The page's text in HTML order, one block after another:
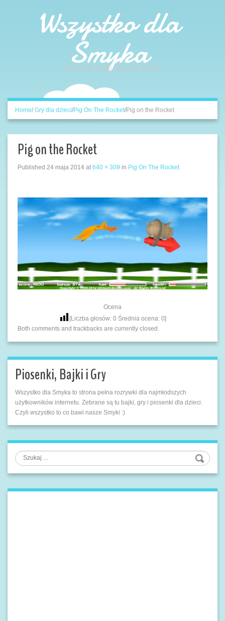
Wszystko dla
Smyka
piosenki, bajki i gry dla dzieci
Home/ Gry dla dzieci/Pig On The Rocket/Pig on the Rocket
Pig on the Rocket
Published 24 maja 2014 at640 × 309 in Pig On The Rocket
Ocena
[Liczba głosów: 0 Średnia ocena: 0]
Both comments and trackbacks are currently closed.
Piosenki, Bajki i Gry
Wszystko dla Smyka to strona pełna rozrywki dla najmłodszych
użytkowników internetu. Zebrane są tu bajki, gry i piosenki dla dzieci.
Czyli wszystko to co bawi nasze Smyki :)
Szukaj